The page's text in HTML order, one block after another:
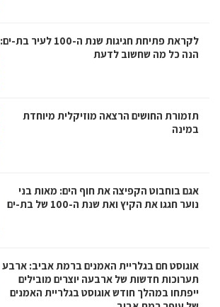
לקראת פתיחת חגיגות שנת ה-100 לעיר בת-ים:
הנה כל מה שחשוב לדעת
תזמורת החושים הרצאה מוזיקלית מיוחדת
במינה
אגם בוחבוט הקפיצה את חוף הים: מאות בני
נוער חגגו את הקיץ ואת שנת ה-100 של בת-ים
אוגוסט חם בגלריית האמנים ברמת אביב: ארבע
תערוכות חדשות של ארבעה יוצרים מובילים
ייפתחו במהלך חודש אוגוסט בגלריית האמנים